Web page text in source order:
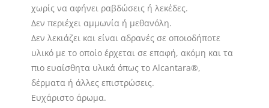
χωρίς να αφήνει ραβδώσεις ή λεκέδες.
Δεν περιέχει αμμωνία ή μεθανόλη.
Δεν λεκιάζει και είναι αδρανές σε οποιοδήποτε
υλικό με το οποίο έρχεται σε επαφή, ακόμη και τα
πιο ευαίσθητα υλικά όπως το Alcantara®,
δέρματα ή άλλες επιστρώσεις.
Ευχάριστο άρωμα.